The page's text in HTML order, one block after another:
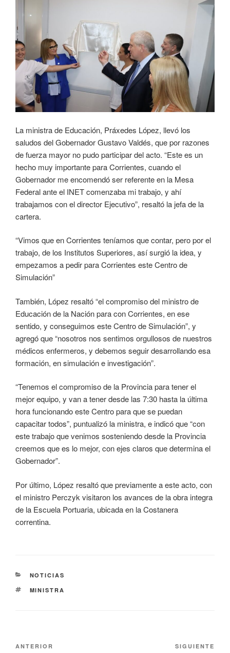
La ministra de Educación, Práxedes López, llevó los
saludos del Gobernador Gustavo Valdés, que por razones
de fuerza mayor no pudo participar del acto. “Este es un
hecho muy importante para Corrientes, cuando el
Gobernador me encomendó ser referente en la Mesa
Federal ante el INET comenzaba mi trabajo, y ahí
trabajamos con el director Ejecutivo”, resaltó la jefa de la
cartera.
“Vimos que en Corrientes teníamos que contar, pero por el
trabajo, de los Institutos Superiores, así surgió la idea, y
empezamos a pedir para Corrientes este Centro de
Simulación”
También, López resaltó “el compromiso del ministro de
Educación de la Nación para con Corrientes, en ese
sentido, y conseguimos este Centro de Simulación”, y
agregó que “nosotros nos sentimos orgullosos de nuestros
médicos enfermeros, y debemos seguir desarrollando esa
formación, en simulación e investigación”.
“Tenemos el compromiso de la Provincia para tener el
mejor equipo, y van a tener desde las 7:30 hasta la última
hora funcionando este Centro para que se puedan
capacitar todos”, puntualizó la ministra, e indicó que “con
este trabajo que venimos sosteniendo desde la Provincia
creemos que es lo mejor, con ejes claros que determina el
Gobernador”.
Por último, López resaltó que previamente a este acto, con
el ministro Perczyk visitaron los avances de la obra integra
de la Escuela Portuaria, ubicada en la Costanera
correntina.
NOTICIAS
MINISTRA
ANTERIOR SIGUIENTE